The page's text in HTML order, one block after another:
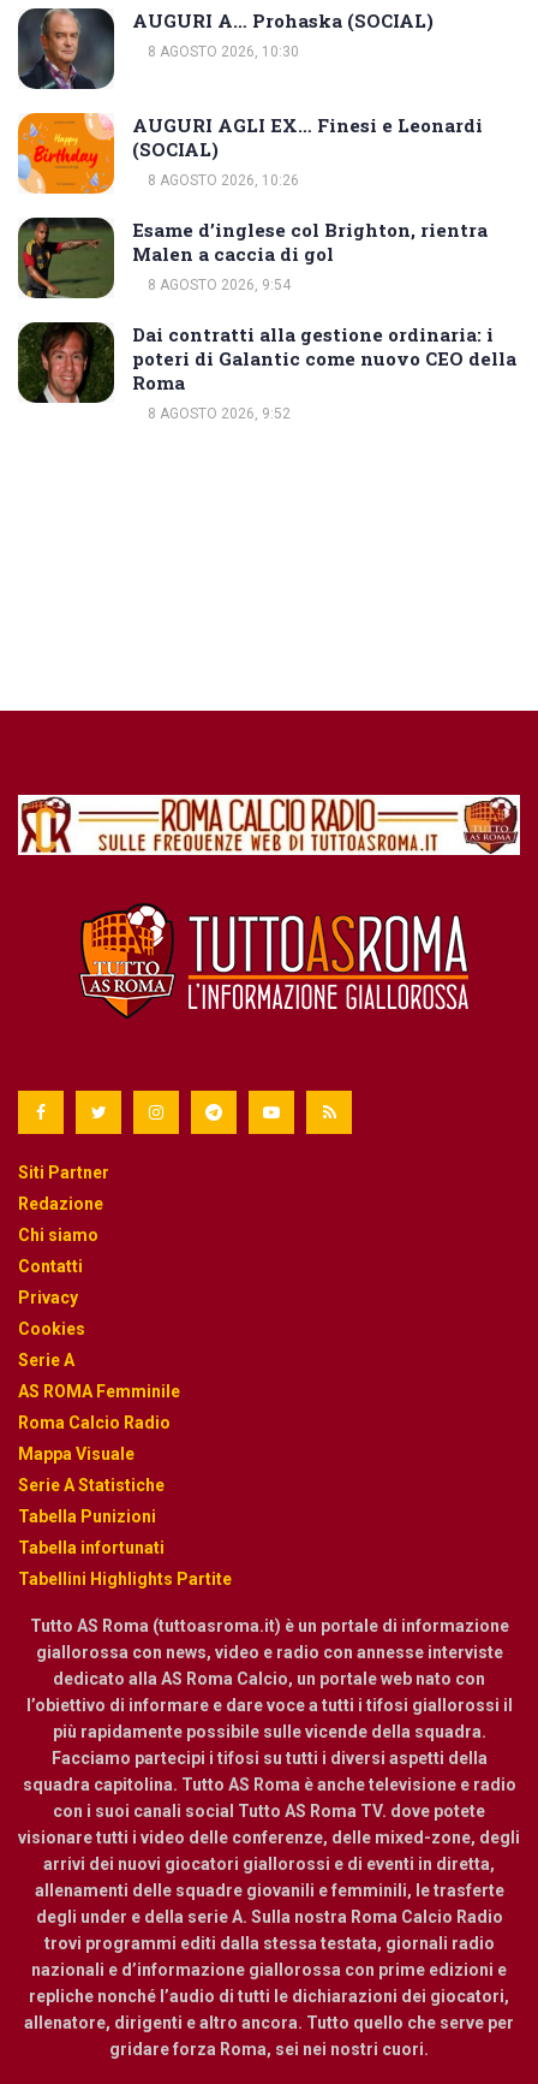
AUGURI A… Prohaska (SOCIAL)
8 AGOSTO 2026, 10:30
AUGURI AGLI EX… Finesi e Leonardi
(SOCIAL)
8 AGOSTO 2026, 10:26
Esame d’inglese col Brighton, rientra
Malen a caccia di gol
8 AGOSTO 2026, 9:54
Dai contratti alla gestione ordinaria: i
poteri di Galantic come nuovo CEO della
Roma
8 AGOSTO 2026, 9:52
Siti Partner
Redazione
Chi siamo
Contatti
Privacy
Cookies
Serie A
AS ROMA Femminile
Roma Calcio Radio
Mappa Visuale
Serie A Statistiche
Tabella Punizioni
Tabella infortunati
Tabellini Highlights Partite
Tutto AS Roma (tuttoasroma.it) è un portale di informazione
giallorossa con news, video e radio con annesse interviste
dedicato alla AS Roma Calcio, un portale web nato con
l’obiettivo di informare e dare voce a tutti i tifosi giallorossi il
più rapidamente possibile sulle vicende della squadra.
Facciamo partecipi i tifosi su tutti i diversi aspetti della
squadra capitolina. Tutto AS Roma è anche televisione e radio
con i suoi canali social Tutto AS Roma TV. dove potete
visionare tutti i video delle conferenze, delle mixed-zone, degli
arrivi dei nuovi giocatori giallorossi e di eventi in diretta,
allenamenti delle squadre giovanili e femminili, le trasferte
degli under e della serie A. Sulla nostra Roma Calcio Radio
trovi programmi editi dalla stessa testata, giornali radio
nazionali e d’informazione giallorossa con prime edizioni e
repliche nonché l’audio di tutti le dichiarazioni dei giocatori,
allenatore, dirigenti e altro ancora. Tutto quello che serve per
gridare forza Roma, sei nei nostri cuori.